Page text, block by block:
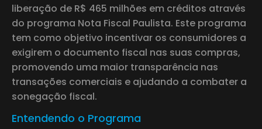
liberação de R$ 465 milhões em créditos através
do programa Nota Fiscal Paulista. Este programa
tem como objetivo incentivar os consumidores a
exigirem o documento fiscal nas suas compras,
promovendo uma maior transparência nas
transações comerciais e ajudando a combater a
sonegação fiscal.
Entendendo o Programa